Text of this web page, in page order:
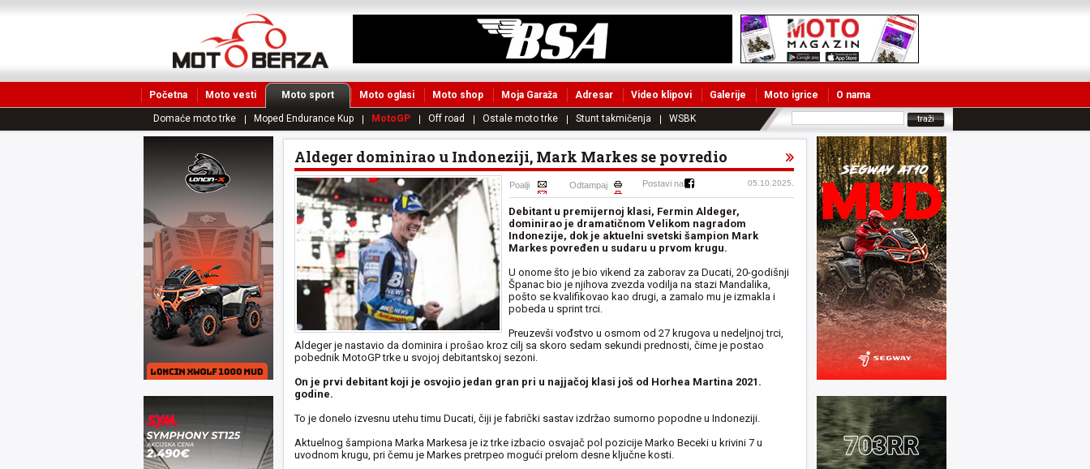
Početna Moto vesti Moto sport Moto oglasi Moto shop Moja Garaža Adresar Video klipovi Galerije Moto igrice O nama
Domaće moto trke Moped Endurance Kup MotoGP Off road Ostale moto trke Stunt takmičenja WSBK
Aldeger dominirao u Indoneziji, Mark Markes se povredio
Poalji Odtampaj Postavi na 05.10.2025.
Debitant u premijernoj klasi, Fermin Aldeger,
dominirao je dramatičnom Velikom nagradom
Indonezije, dok je aktuelni svetski šampion Mark
Markes povređen u sudaru u prvom krugu.
U onome što je bio vikend za zaborav za Ducati, 20-godišnji
Španac bio je njihova zvezda vodilja na stazi Mandalika,
pošto se kvalifikovao kao drugi, a zamalo mu je izmakla i
pobeda u sprint trci.
Preuzevši vođstvo u osmom od 27 krugova u nedeljnoj trci,
Aldeger je nastavio da dominira i prošao kroz cilj sa skoro sedam sekundi prednosti, čime je postao
pobednik MotoGP trke u svojoj debitantskoj sezoni.
On je prvi debitant koji je osvojio jedan gran pri u najjačoj klasi još od Horhea Martina 2021.
godine.
To je donelo izvesnu utehu timu Ducati, čiji je fabrički sastav izdržao sumorno popodne u Indoneziji.
Aktuelnog šampiona Marka Markesa je iz trke izbacio osvajač pol pozicije Marko Beceki u krivini 7 u
uvodnom krugu, pri čemu je Markes pretrpeo mogući prelom desne ključne kosti.